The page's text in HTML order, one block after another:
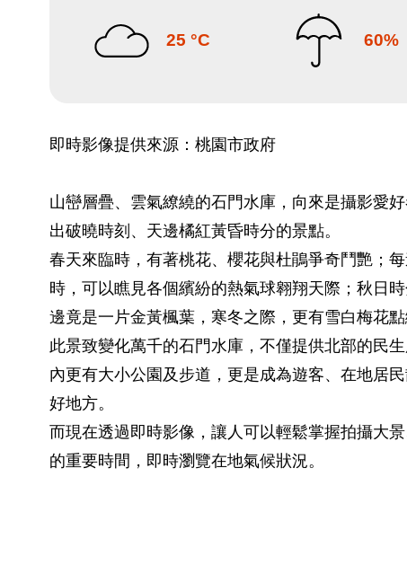
25 °C 60%
即時影像提供來源：桃園市政府
山巒層疊、雲氣繚繞的石門水庫，向來是攝影愛
出破曉時刻、天邊橘紅黃昏時分的景點。
春天來臨時，有著桃花、櫻花與杜鵑爭奇鬥艷；
時，可以瞧見各個繽紛的熱氣球翱翔天際；秋日
邊竟是一片金黃楓葉，寒冬之際，更有雪白梅花
此景致變化萬千的石門水庫，不僅提供北部的民
內更有大小公園及步道，更是成為遊客、在地居
好地方。
而現在透過即時影像，讓人可以輕鬆掌握拍攝大
的重要時間，即時瀏覽在地氣候狀況。